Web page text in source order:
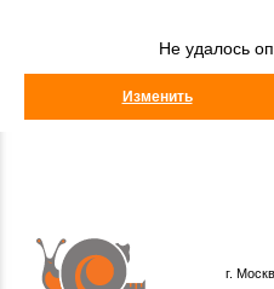
Не удалось
Изменить
г.